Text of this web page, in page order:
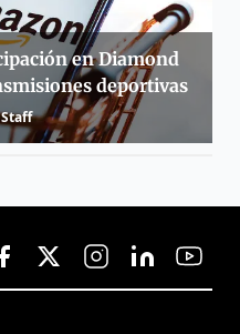
en Diamond
deportivas